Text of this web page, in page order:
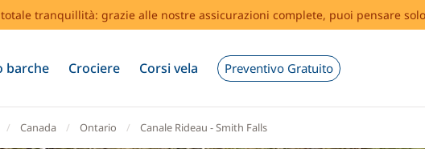
tranquillità: grazie alle nostre assicurazioni complete, puoi pensare
barche Crociere Corsi vela Preventivo Gratuito
Canada Ontario Canale Rideau - Smith Falls